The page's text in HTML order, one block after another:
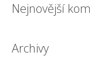
Nejnovější
Archivy